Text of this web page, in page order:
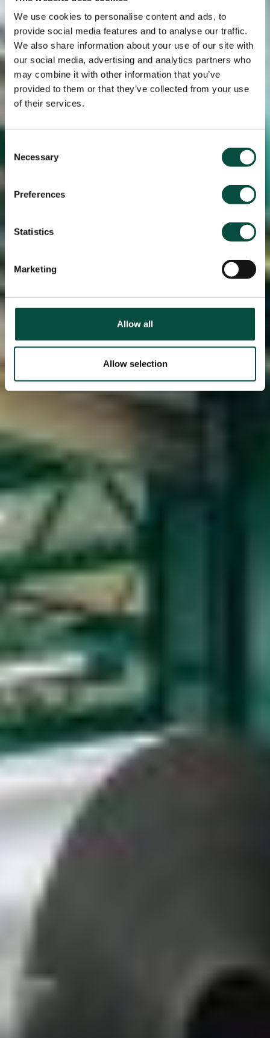
We use cookies to personalise content and ads, to
provide social media features and to analyse our traffic.
We also share information about your use of our site with
our social media, advertising and analytics partners who
may combine it with other information that you’ve
provided to them or that they’ve collected from your use
of their services.
Selection
Necessary
Preferences
Statistics
Marketing
Allow all
Allow selection